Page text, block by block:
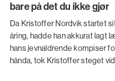
bare på det du ikke gjør
Da Kristoffer Nordvik startet
åring, hadde han akkurat lagt
hans jevnaldrende kompiser
hånda, tok Kristoffer steget